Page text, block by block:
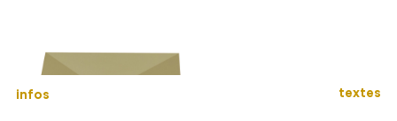
infos textes